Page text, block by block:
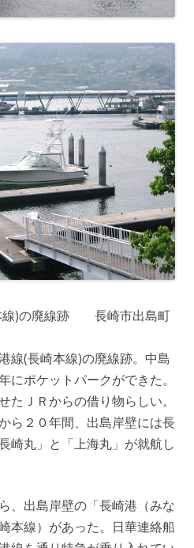
線)の廃線跡 長崎市出島町
線(長崎本線)の廃線跡。中島
にポケットパークができた。
たＪＲからの借り物らしい。
ら２０年間、出島岸壁には長
崎丸」と「上海丸」が就航し
、出島岸壁の「長崎港（みな
本線）があった。日華連絡船